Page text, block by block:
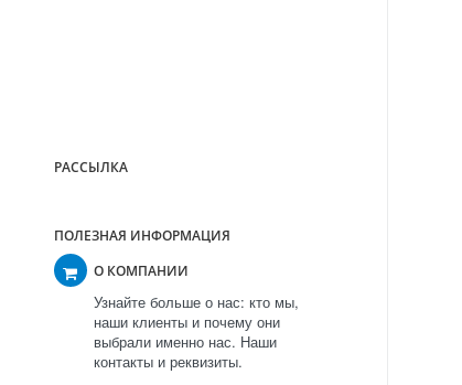
РАССЫЛКА
ПОЛЕЗНАЯ ИНФОРМАЦИЯ
О КОМПАНИИ
Узнайте больше о нас: кто мы,
наши клиенты и почему они
выбрали именно нас. Наши
контакты и реквизиты.